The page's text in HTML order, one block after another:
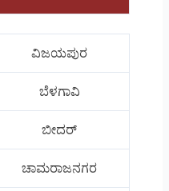
ವಿಜಯಪುರ
ಬೆಳಗಾವಿ
ಬೀದರ್
ಚಾಮರಾಜನಗರ